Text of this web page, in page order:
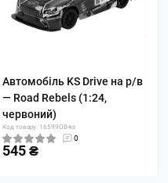
Автомобіль KS Drive на р/в
— Road Rebels (1:24,
червоний)
Код товару: 16599OB-ks
0
545 ₴